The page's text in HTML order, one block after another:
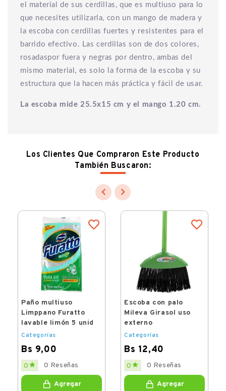
el material de sus cerdillas, que es multiuso para lo
que necesites utilizarla, con un mango de madera y
la escoba con cerdillas fuertes y resistentes para el
barrido efectivo. Las cerdillas son de dos colores,
rosadaspor fuera y negras por dentro, ambas del
mismo material, es solo la forma de la escoba y su
estructura que la hacen más práctica y fácil de usar.
La escoba mide 25.5x15 cm y el mango 1.20 cm.
Los Clientes Que Compraron Este Producto
También Buscaron:
 
Paño multiuso
Limppano Furatto
lavable limón 5 unid
Categorías
Bs 9,00
Price
0  0 Reseñas
Agregar
Escoba con palo
Mileva Girasol uso
externo
Categorías
Bs 12,40
Price
0  0 Reseñas
Agregar